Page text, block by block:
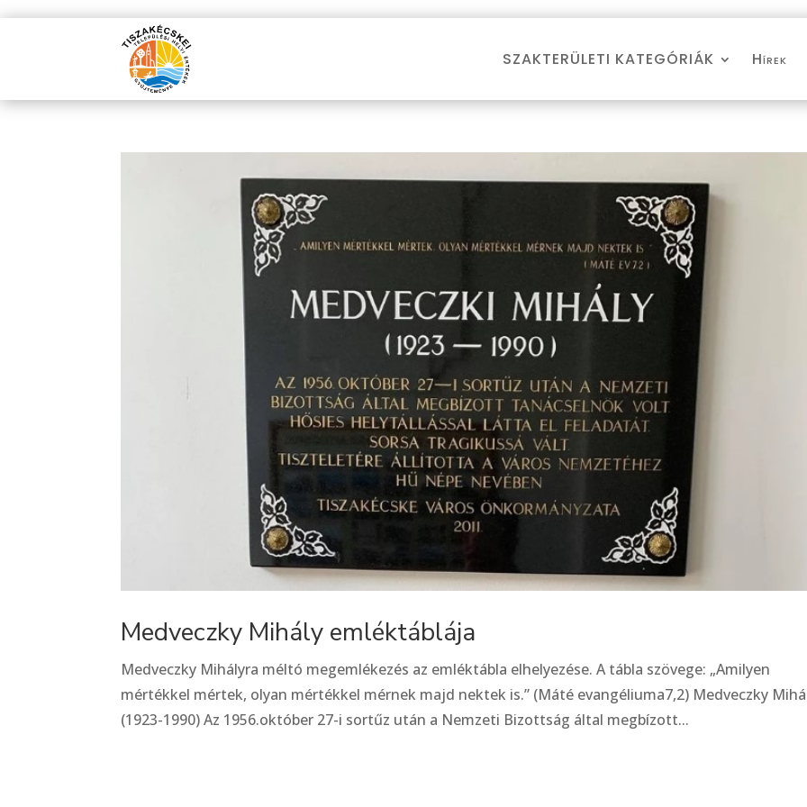
SZAKTERÜLETI KATEGÓRIÁK Hírek
Medveczky Mihály emléktáblája
Medveczky Mihályra méltó megemlékezés az emléktábla elhelyezése. A tábla szövege: „Amilyen
mértékkel mértek, olyan mértékkel mérnek majd nektek is.” (Máté evangéliuma7,2) Medveczky
(1923-1990) Az 1956.október 27-i sortűz után a Nemzeti Bizottság által megbízott...